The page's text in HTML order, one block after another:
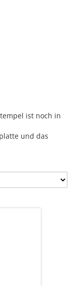
ist noch in
und das